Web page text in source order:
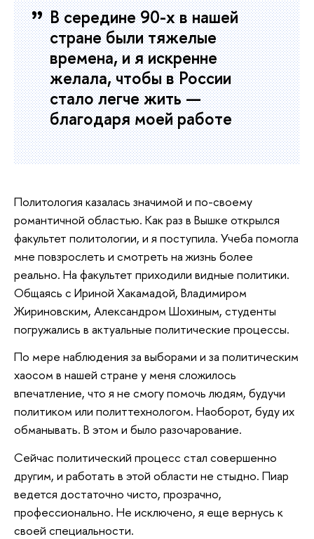
В середине 90-х в нашей
стране были тяжелые
времена, и я искренне
желала, чтобы в России
стало легче жить —
благодаря моей работе
Политология казалась значимой и по-своему
романтичной областью. Как раз в Вышке открылся
факультет политологии, и я поступила. Учеба помогла
мне повзрослеть и смотреть на жизнь более
реально. На факультет приходили видные политики.
Общаясь с Ириной Хакамадой, Владимиром
Жириновским, Александром Шохиным, студенты
погружались в актуальные политические процессы.
По мере наблюдения за выборами и за политическим
хаосом в нашей стране у меня сложилось
впечатление, что я не смогу помочь людям, будучи
политиком или политтехнологом. Наоборот, буду их
обманывать. В этом и было разочарование.
Сейчас политический процесс стал совершенно
другим, и работать в этой области не стыдно. Пиар
ведется достаточно чисто, прозрачно,
профессионально. Не исключено, я еще вернусь к
своей специальности.